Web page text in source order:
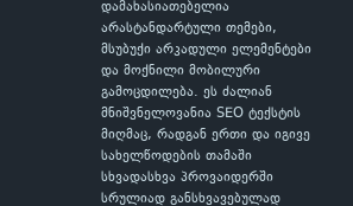
დამახასიათებელია
არასტანდარტული თემები,
მსუბუქი არკადული ელემენტები
და მოქნილი მობილური
გამოცდილება. ეს ძალიან
მნიშვნელოვანია SEO ტექსტის
მიღმაც, რადგან ერთი და იგივე
სახელწოდების თამაში
სხვადასხვა პროვაიდერში
სრულიად განსხვავებულად